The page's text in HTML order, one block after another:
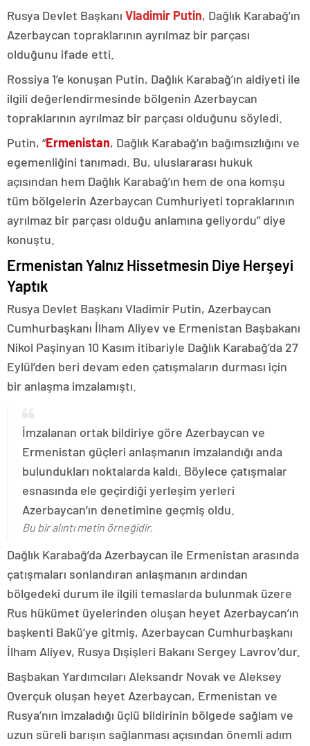
Rusya Devlet Başkanı Vladimir Putin, Dağlık Karabağ’ın
Azerbaycan topraklarının ayrılmaz bir parçası
olduğunu ifade etti.
Rossiya 1’e konuşan Putin, Dağlık Karabağ’ın aidiyeti ile
ilgili değerlendirmesinde bölgenin Azerbaycan
topraklarının ayrılmaz bir parçası olduğunu söyledi.
Putin, “Ermenistan, Dağlık Karabağ’ın bağımsızlığını ve
egemenliğini tanımadı. Bu, uluslararası hukuk
açısından hem Dağlık Karabağ’ın hem de ona komşu
tüm bölgelerin Azerbaycan Cumhuriyeti topraklarının
ayrılmaz bir parçası olduğu anlamına geliyordu” diye
konuştu.
Ermenistan Yalnız Hissetmesin Diye Herşeyi
Yaptık
Rusya Devlet Başkanı Vladimir Putin, Azerbaycan
Cumhurbaşkanı İlham Aliyev ve Ermenistan Başbakanı
Nikol Paşinyan 10 Kasım itibariyle Dağlık Karabağ’da 27
Eylül’den beri devam eden çatışmaların durması için
bir anlaşma imzalamıştı.
İmzalanan ortak bildiriye göre Azerbaycan ve
Ermenistan güçleri anlaşmanın imzalandığı anda
bulundukları noktalarda kaldı. Böylece çatışmalar
esnasında ele geçirdiği yerleşim yerleri
Azerbaycan’ın denetimine geçmiş oldu.
Bu bir alıntı metin örneğidir.
Dağlık Karabağ’da Azerbaycan ile Ermenistan arasında
çatışmaları sonlandıran anlaşmanın ardından
bölgedeki durum ile ilgili temaslarda bulunmak üzere
Rus hükümet üyelerinden oluşan heyet Azerbaycan’ın
başkenti Bakü’ye gitmiş, Azerbaycan Cumhurbaşkanı
İlham Aliyev, Rusya Dışişleri Bakanı Sergey Lavrov’dur.
Başbakan Yardımcıları Aleksandr Novak ve Aleksey
Overçuk oluşan heyet Azerbaycan, Ermenistan ve
Rusya’nın imzaladığı üçlü bildirinin bölgede sağlam ve
uzun süreli barışın sağlanması açısından önemli adım